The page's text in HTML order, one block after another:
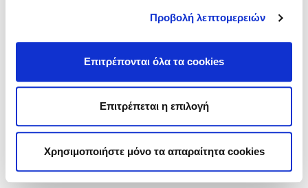
Προβολή λεπτομερειών
Επιτρέπονται όλα τα cookies
Επιτρέπεται η επιλογή
Χρησιμοποιήστε μόνο τα απαραίτητα cookies
Πολιτική Cookies
Ρυθμίσεις Cookies